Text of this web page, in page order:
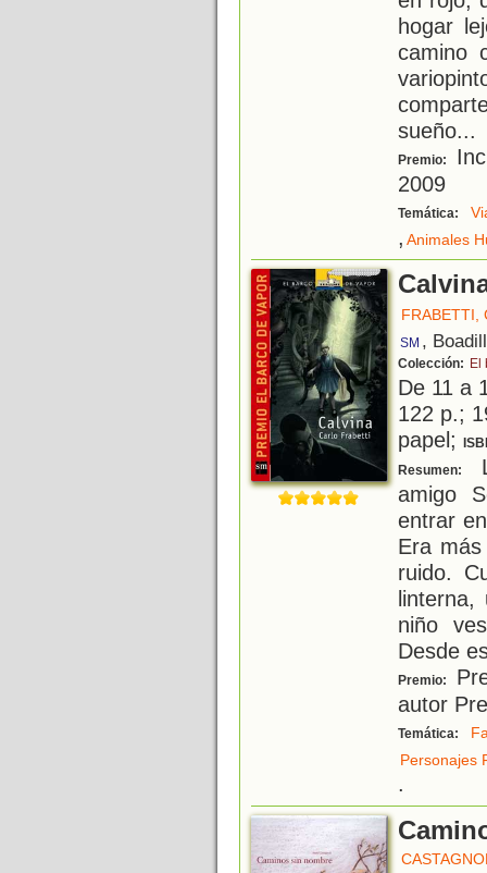
hogar
camino
sueño...
Premio:
2009
Temática:
, Animales
FRABETTI,
SM ,
Colección: El
De 11 a
122 p.;
papel;
Resumen:
amigo
entrar
Era
ruido.
linterna,
niño
Desde
Premio:
autor
Temática:
Personajes
.